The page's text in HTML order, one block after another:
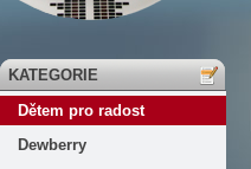
KATEGORIE
Dětem pro radost
Dewberry